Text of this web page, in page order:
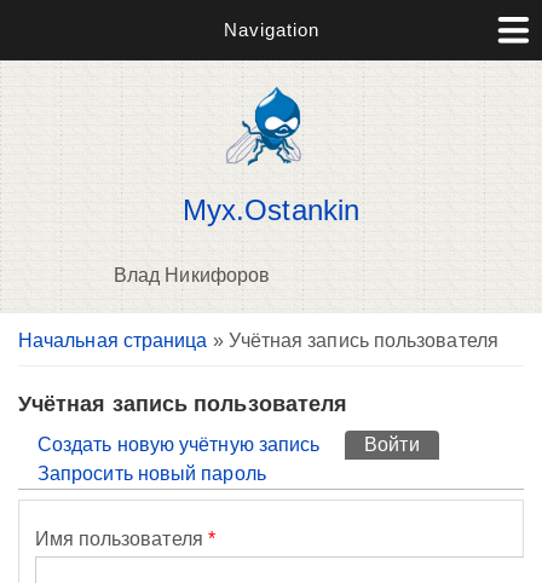
Navigation
Myx.Ostankin
Влад Никифоров
Вы здесь
Начальная страница » Учётная запись пользователя
Учётная запись пользователя
Главные вкладки
Создать новую учётную запись Войти
Запросить новый пароль
Имя пользователя *